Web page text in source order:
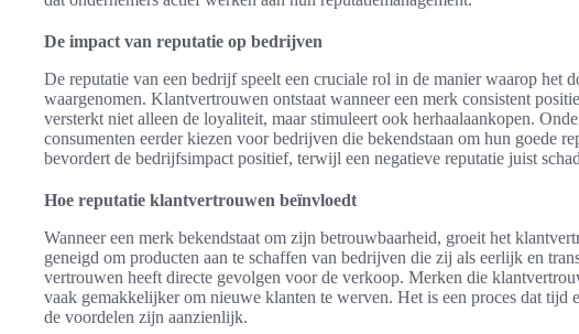
De impact van reputatie op bedrijven
De reputatie van een bedrijf speelt een cruciale rol in de manier waarop het
waargenomen. Klantvertrouwen ontstaat wanneer een merk consistent
versterkt niet alleen de loyaliteit, maar stimuleert ook herhaalaankopen.
consumenten eerder kiezen voor bedrijven die bekendstaan om hun goede
bevordert de bedrijfsimpact positief, terwijl een negatieve reputatie juist
Hoe reputatie klantvertrouwen beïnvloedt
Wanneer een merk bekendstaat om zijn betrouwbaarheid, groeit het
geneigd om producten aan te schaffen van bedrijven die zij als eerlijk en
vertrouwen heeft directe gevolgen voor de verkoop. Merken die
vaak gemakkelijker om nieuwe klanten te werven. Het is een proces dat tijd
de voordelen zijn aanzienlijk.